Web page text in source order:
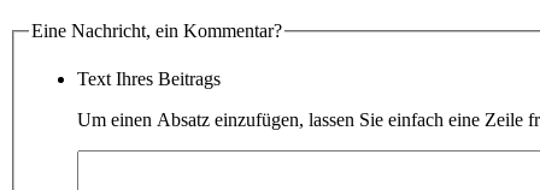
Eine Nachricht, ein Kommentar?
Text Ihres Beitrags
Um einen Absatz einzufügen, lassen Sie einfach eine Zeile